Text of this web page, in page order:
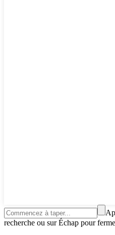
recherche ou sur Échap pour